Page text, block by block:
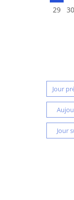
29
30
Jour
Jour